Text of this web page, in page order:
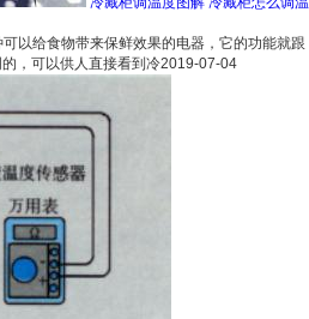
以给食物带来保鲜效果的电器，它的功能就跟
，可以供人直接看到冷2019-07-04